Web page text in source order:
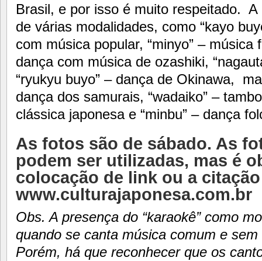
Brasil, e por isso é muito respeitado.
de várias modalidades, como “kayo
com música popular, “minyo” – música
dança com música de ozashiki,
“ryukyu buyo” – dança de Okinawa,
dança dos samurais, “wadaiko” –
clássica japonesa e “minbu” – dança
As fotos são de sábado. As
podem ser utilizadas, mas é
colocação de link ou a
www.culturajaponesa.com.br
Obs. A presença do “karaokê” como
quando se canta música comum e
Porém, há que reconhecer que os